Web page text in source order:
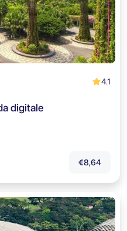
4.1
digitale
€8,64